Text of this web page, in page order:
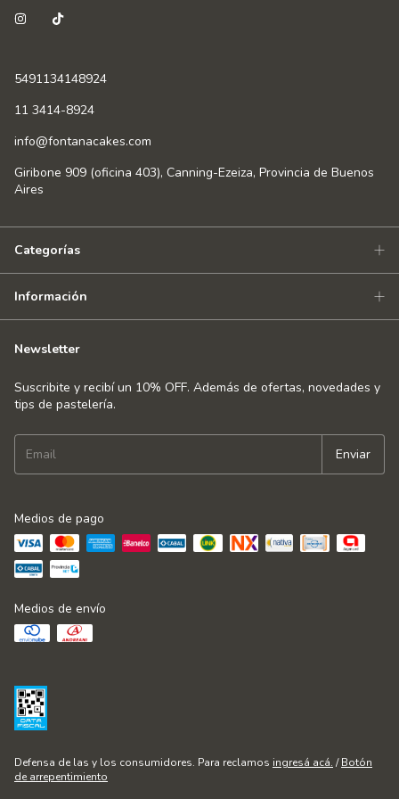
5491134148924
11 3414-8924
info@fontanacakes.com
Giribone 909 (oficina 403), Canning-Ezeiza, Provincia de Buenos
Aires
Categorías
Información
Newsletter
Suscribite y recibí un 10% OFF. Además de ofertas, novedades y
tips de pastelería.
Medios de pago
Medios de envío
Defensa de las y los consumidores. Para reclamos ingresá acá. / Botón
de arrepentimiento